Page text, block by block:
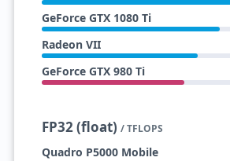
GeForce GTX 1080 Ti
Radeon VII
GeForce GTX 980 Ti
FP32 (float) / TFLOPS
Quadro P5000 Mobile